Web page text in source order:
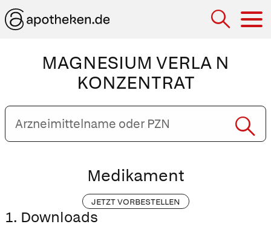
MAGNESIUM VERLA N
KONZENTRAT
Arzneimittelname
oder
PZN
Medikament
JETZT VORBESTELLEN
1. Downloads